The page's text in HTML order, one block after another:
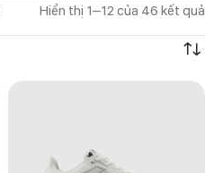
Hiển thị 1–12 của 46 kết quả